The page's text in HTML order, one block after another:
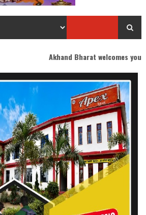
Akhand Bharat welcomes you